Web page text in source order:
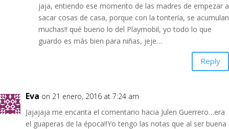
jaja, entiendo ese momento de las madres de empezar a
sacar cosas de casa, porque con la tontería, se acumulan
muchas!! qué bueno lo del Playmobil, yo todo lo que
guardo es más bien para niñas, jeje…
Reply
Eva on 21 enero, 2016 at 7:24 am
Jajajaja me encanta el comentario hacia Julen Guerrero…era
el guaperas de la época!!Yo tengo las notas que al ser buena